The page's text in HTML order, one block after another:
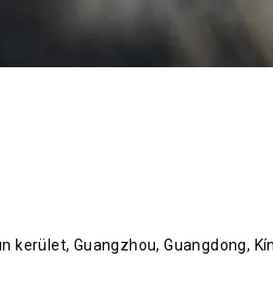
kerület, Guangzhou, Guangdong,